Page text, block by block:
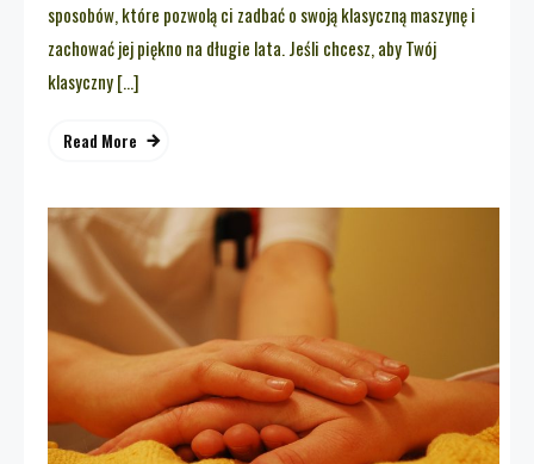
sposobów, które pozwolą ci zadbać o swoją klasyczną maszynę i
zachować jej piękno na długie lata. Jeśli chcesz, aby Twój
klasyczny […]
Read More